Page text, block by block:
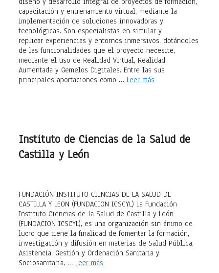
capacitación y entrenamiento virtual, mediante la
implementación de soluciones innovadoras y
tecnológicas. Son especialistas en simular y
replicar experiencias y entornos inmersivos, dotándoles
de las funcionalidades que el proyecto necesite,
mediante el uso de Realidad Virtual, Realidad
Aumentada y Gemelos Digitales. Entre las sus
principales aportaciones como … Leer más
Instituto de Ciencias de la Salud de
Castilla y León
FUNDACIÓN INSTITUTO CIENCIAS DE LA SALUD DE
CASTILLA Y LEON (FUNDACION ICSCYL) La Fundación
Instituto Ciencias de la Salud de Castilla y León
(FUNDACION ICSCYL), es una organización sin ánimo de
lucro que tiene la finalidad de fomentar la formación,
investigación y difusión en materias de Salud Pública,
Asistencia, Gestión y Ordenación Sanitaria y
Sociosanitaria, … Leer más